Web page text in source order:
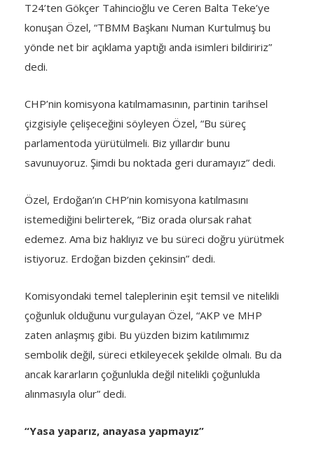
T24’ten Gökçer Tahincioğlu ve Ceren Balta Teke’ye
konuşan Özel, “TBMM Başkanı Numan Kurtulmuş bu
yönde net bir açıklama yaptığı anda isimleri bildiririz”
dedi.
CHP’nin komisyona katılmamasının, partinin tarihsel
çizgisiyle çelişeceğini söyleyen Özel, “Bu süreç
parlamentoda yürütülmeli. Biz yıllardır bunu
savunuyoruz. Şimdi bu noktada geri duramayız” dedi.
Özel, Erdoğan’ın CHP’nin komisyona katılmasını
istemediğini belirterek, “Biz orada olursak rahat
edemez. Ama biz haklıyız ve bu süreci doğru yürütmek
istiyoruz. Erdoğan bizden çekinsin” dedi.
Komisyondaki temel taleplerinin eşit temsil ve nitelikli
çoğunluk olduğunu vurgulayan Özel, “AKP ve MHP
zaten anlaşmış gibi. Bu yüzden bizim katılımımız
sembolik değil, süreci etkileyecek şekilde olmalı. Bu da
ancak kararların çoğunlukla değil nitelikli çoğunlukla
alınmasıyla olur” dedi.
“Yasa yaparız, anayasa yapmayız”